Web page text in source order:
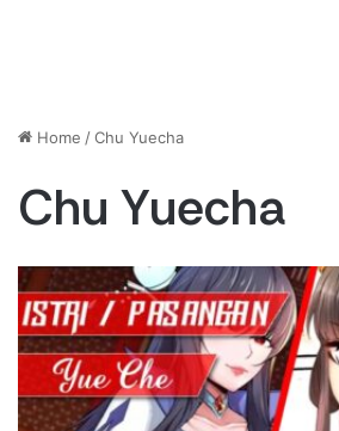
Home /Chu Yuecha
Chu Yuecha